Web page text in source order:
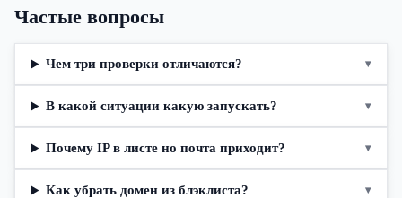
Частые вопросы
Чем три проверки отличаются? ▾
В какой ситуации какую запускать? ▾
Почему IP в листе но почта приходит? ▾
Как убрать домен из блэклиста? ▾